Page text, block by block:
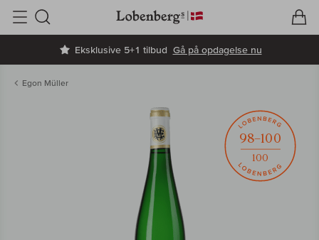
Eksklusive 5+1 tilbud Gå på opdagelse nu
Søg
Egon Müller
98–100
100